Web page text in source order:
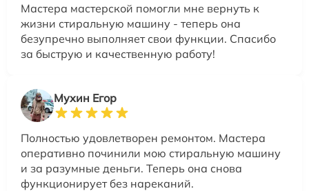
Мастера мастерской помогли мне вернуть к
жизни стиральную машину - теперь она
безупречно выполняет свои функции. Спасибо
за быструю и качественную работу!
Мухин Егор
Полностью удовлетворен ремонтом. Мастера
оперативно починили мою стиральную машину
и за разумные деньги. Теперь она снова
функционирует без нареканий.